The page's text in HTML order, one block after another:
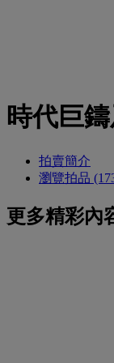
時代巨
拍賣簡介
瀏覽拍品
更多精彩內